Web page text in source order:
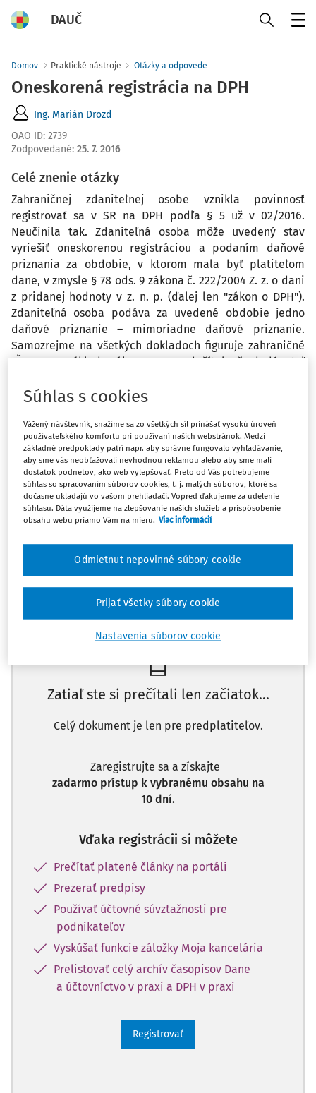
DAUČ
Domov Praktické nástroje Otázky a odpovede
Oneskorená registrácia na DPH
Ing. Marián Drozd
OAO ID: 2739
Zodpovedané: 25. 7. 2016
Celé znenie otázky
Zahraničnej zdaniteľnej osobe vznikla povinnosť
registrovať sa v SR na DPH podľa § 5 už v 02/2016.
Neučinila tak. Zdaniteľná osoba môže uvedený stav
vyriešiť oneskorenou registráciou a podaním daňové
priznania za obdobie, v ktorom mala byť platiteľom
dane, v zmysle § 78 ods. 9 zákona č. 222/2004 Z. z. o dani
z pridanej hodnoty v z. n. p. (ďalej len "zákon o DPH").
Zdaniteľná osoba podáva za uvedené obdobie jedno
daňové priznanie – mimoriadne daňové priznanie.
Samozrejme na všetkých dokladoch figuruje zahraničné
IČ DPH. Vo výklade zákona som sa dočítala, že dodávateľ
povinnosť) by mal vyhotoviť opravenú faktúru pre
hodnotu DPH. V predmetnom prípade bol tovar
dodávaný ďalej do zahraničia, splnenie podmienok § 43
zákona o DPH. Musia byť i v tomto prípade vyhotovené
opravné faktúry? Hoci DPH je nulové? Podotýkam, že
zákazník s tým nesúhlasil. Podáva sa i mimoriadny
súhrnný a kontrolný výkaz DPH? Alebo za každý mesiac
samostatne?
Máte predplatné?
Zatiaľ ste si prečítali len začiatok...
Celý dokument je len pre predplatiteľov.
Zaregistrujte sa a získajte
zadarmo prístup k vybranému obsahu na
10 dní.
Vďaka registrácii si môžete
Prečítať platené články na portáli
Prezerať predpisy
Používať účtovné súvzťažnosti pre
podnikateľov
Vyskúšať funkcie záložky Moja kancelária
Prelistovať celý archív časopisov Dane
a účtovníctvo v praxi a DPH v praxi
Registrovať
Súhlas s cookies
Vážený návštevník, snažíme sa zo všetkých síl prinášať vysokú úroveň
používateľského komfortu pri používaní našich webstránok. Medzi
základné predpoklady patrí napr. aby správne fungovalo vyhľadávanie,
aby sme vás neobťažovali nevhodnou reklamou alebo aby sme mali
dostatok podnetov, ako web vylepšovať. Preto od Vás potrebujeme
súhlas so spracovaním súborov cookies, t. j. malých súborov, ktoré sa
dočasne ukladajú vo vašom prehliadači. Vopred ďakujeme za udelenie
súhlasu. Dáta využijeme na zlepšovanie našich služieb a prispôsobenie
obsahu webu priamo Vám na mieru. Viac informácií
Nastavenia súborov cookie
Odmietnut nepovinné súbory cookie
Prijať všetky súbory cookie